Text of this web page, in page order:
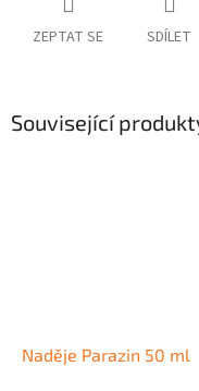
ZEPTAT SE SDÍLET
Související
Naděje Parazin 50 ml